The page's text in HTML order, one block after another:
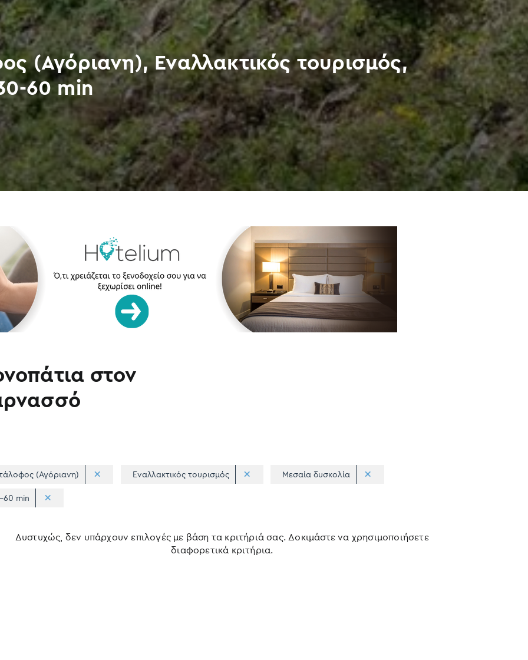
(Αγόριανη), Εναλλακτικός τουρισμός,
60 min
στον
(Αγόριανη) Εναλλακτικός τουρισμός Μεσαία δυσκολία
60 min
Δυστυχώς, δεν υπάρχουν επιλογές με βάση τα κριτήριά σας. Δοκιμάστε να χρησιμοποιήσετε
διαφορετικά κριτήρια.